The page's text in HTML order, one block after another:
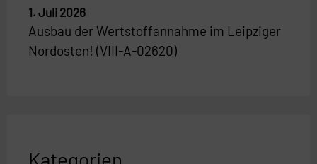
Ausbau der Wertstoffannahme im Leipziger
Nordosten! (VIII-A-02620)
1. Juli 2026
Kategorien